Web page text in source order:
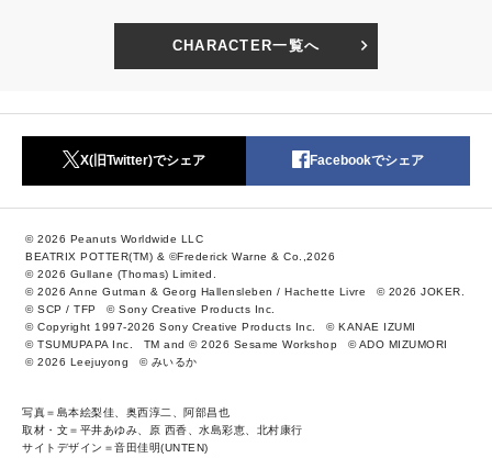
CHARACTER一覧へ
X(旧Twitter)でシェア Facebookでシェア
© 2026 Peanuts Worldwide LLC
BEATRIX POTTER(TM) & ©Frederick Warne & Co.,2026
© 2026 Gullane (Thomas) Limited.
© 2026 Anne Gutman & Georg Hallensleben / Hachette Livre
© 2026 JOKER.
© SCP / TFP
© Sony Creative Products Inc.
© Copyright 1997-2026 Sony Creative Products Inc.
© KANAE IZUMI
© TSUMUPAPA Inc.
TM and © 2026 Sesame Workshop
© ADO MIZUMORI
© 2026 Leejuyong
© みいるか
写真＝島本絵梨佳、奥西淳二、阿部昌也
取材・文＝平井あゆみ、原 西香、水島彩恵、北村康行
サイトデザイン＝音田佳明(UNTEN)